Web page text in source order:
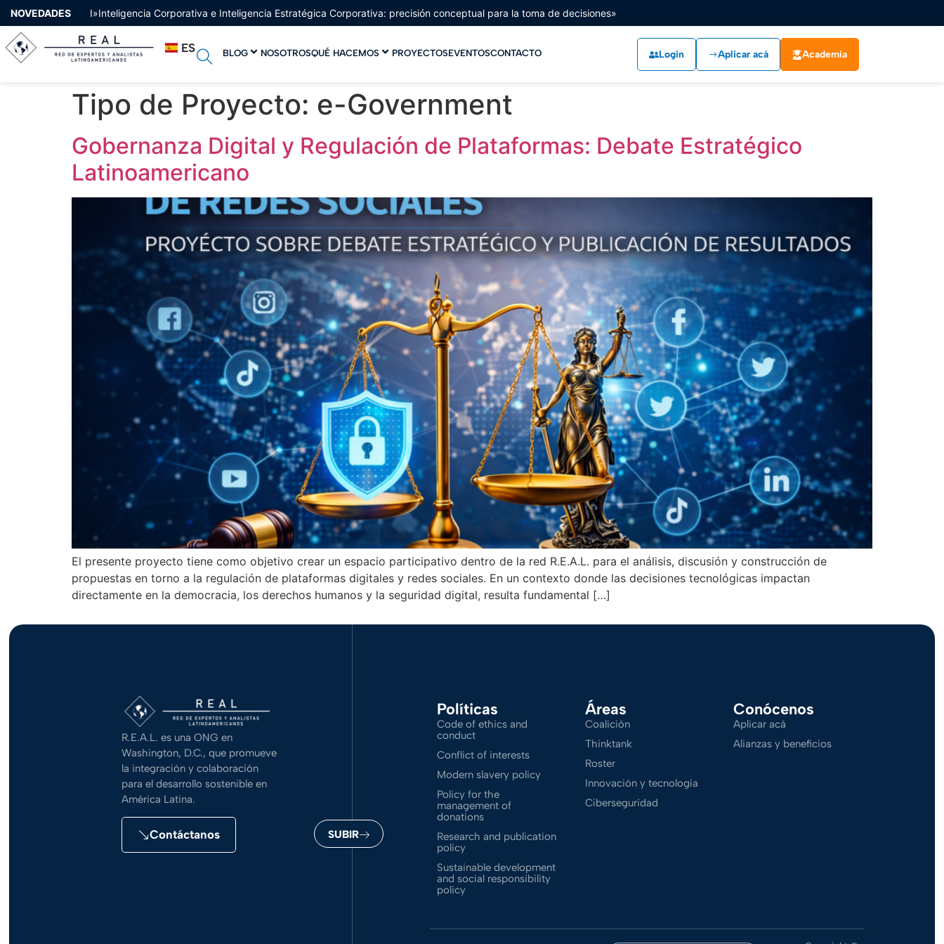
NOVEDADES I»Inteligencia Corporativa e Inteligencia Estratégica Corporativa: precisión conceptual para la toma de decisiones»
ES BLOG NOSOTROSQUÉ HACEMOS PROYECTOSEVENTOSCONTACTO Login Aplicar acá Academia
Tipo de Proyecto: e-Government
Gobernanza Digital y Regulación de Plataformas: Debate Estratégico
Latinoamericano
El presente proyecto tiene como objetivo crear un espacio participativo dentro de la red R.E.A.L. para el análisis, discusión y construcción de
propuestas en torno a la regulación de plataformas digitales y redes sociales. En un contexto donde las decisiones tecnológicas impactan
directamente en la democracia, los derechos humanos y la seguridad digital, resulta fundamental […]
R.E.A.L. es una ONG en
Washington, D.C., que promueve
la integración y colaboración
para el desarrollo sostenible en
América Latina.
Contáctanos
Políticas
Code of ethics and
conduct
Conflict of interests
Modern slavery policy
Policy for the
management of
donations
Research and publication
policy
Sustainable development
and social responsibility
policy
Áreas
Coalición
Thinktank
Roster
Innovación y tecnología
Ciberseguridad
Conócenos
Aplicar acá
Alianzas y beneficios
SUBIR